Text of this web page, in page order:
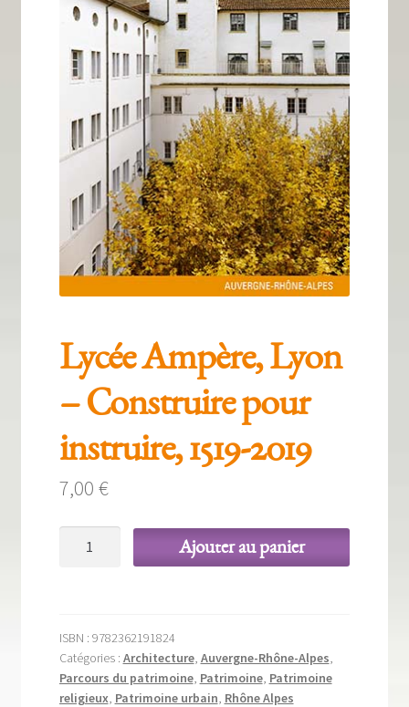
Qui sommes-nous ?
Les éditions Lieux Dits
Lycée Ampère, Lyon
– Construire pour
instruire, 1519-2019
7,00 €
–
Construire
pour
Ajouter au panier
ISBN : 9782362191824
Catégories : Architecture, Auvergne-Rhône-Alpes
Parcours du patrimoine, Patrimoine, Patrimoine
religieux Patrimoine urbain Rhône Alpes